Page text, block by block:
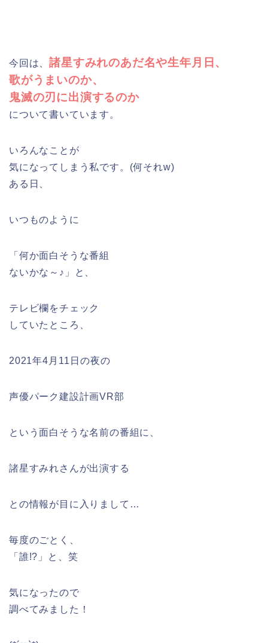
今回は、諸星すみれのあだ名や生年月日、
歌がうまいのか、
鬼滅の刃に出演するのか
について書いています。
いろんなことが
気になってしまう私です。(何それw)
ある日、
いつものように
「何か面白そうな番組
ないかな～♪」と、
テレビ欄をチェック
していたところ、
2021年4月11日の夜の
声優パーク建設計画VR部
という面白そうな名前の番組に、
諸星すみれさんが出演する
との情報が目に入りまして…
毎度のごとく、
「誰!?」と、笑
気になったので
調べてみました！